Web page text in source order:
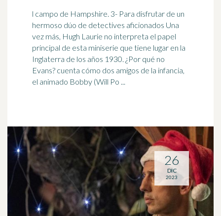
l campo de Hampshire. 3- Para disfrutar de un
hermoso dúo de detectives aficionados Una
vez más, Hugh Laurie no interpreta el papel
principal de esta miniserie que tiene lugar en la
Inglaterra de los años 1930. ¿Por qué no
Evans? cuenta cómo dos amigos de la infancia,
el animado Bobby (Will Po ...
26
DIC
2023